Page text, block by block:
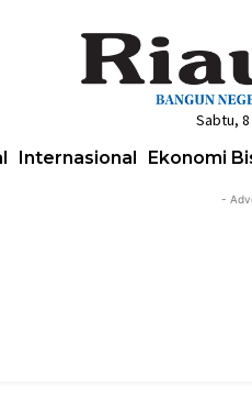
Sabtu,
Internasional Ekonomi
-